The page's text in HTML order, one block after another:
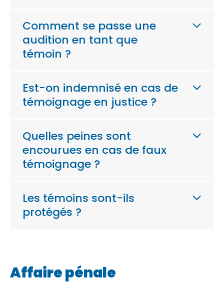
Comment se passe une
audition en tant que
témoin ?
Est-on indemnisé en cas de
témoignage en justice ?
Quelles peines sont
encourues en cas de faux
témoignage ?
Les témoins sont-ils
protégés ?
Affaire pénale